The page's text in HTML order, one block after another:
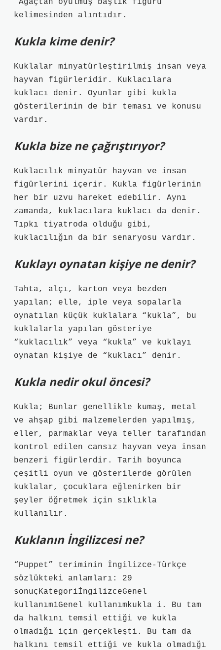
“Ağaçtan oyulmuş başlık figürü”
kelimesinden alıntıdır.
Kukla kime denir?
Kuklalar minyatürleştirilmiş insan veya
hayvan figürleridir. Kuklacılara
kuklacı denir. Oyunlar gibi kukla
gösterilerinin de bir teması ve konusu
vardır.
Kukla bize ne çağrıştırıyor?
Kuklacılık minyatür hayvan ve insan
figürlerini içerir. Kukla figürlerinin
her bir uzvu hareket edebilir. Aynı
zamanda, kuklacılara kuklacı da denir.
Tıpkı tiyatroda olduğu gibi,
kuklacılığın da bir senaryosu vardır.
Kuklayı oynatan kişiye ne denir?
Tahta, alçı, karton veya bezden
yapılan; elle, iple veya sopalarla
oynatılan küçük kuklalara “kukla”, bu
kuklalarla yapılan gösteriye
“kuklacılık” veya “kukla” ve kuklayı
oynatan kişiye de “kuklacı” denir.
Kukla nedir okul öncesi?
Kukla; Bunlar genellikle kumaş, metal
ve ahşap gibi malzemelerden yapılmış,
eller, parmaklar veya teller tarafından
kontrol edilen cansız hayvan veya insan
benzeri figürlerdir. Tarih boyunca
çeşitli oyun ve gösterilerde görülen
kuklalar, çocuklara eğlenirken bir
şeyler öğretmek için sıklıkla
kullanılır.
Kuklanın İngilizcesi ne?
“Puppet” teriminin İngilizce-Türkçe
sözlükteki anlamları: 29
sonuçKategoriİngilizceGenel
kullanım1Genel kullanımkukla i. Bu tam
da halkını temsil ettiği ve kukla
olmadığı için gerçekleşti. Bu tam da
halkını temsil ettiği ve kukla olmadığı